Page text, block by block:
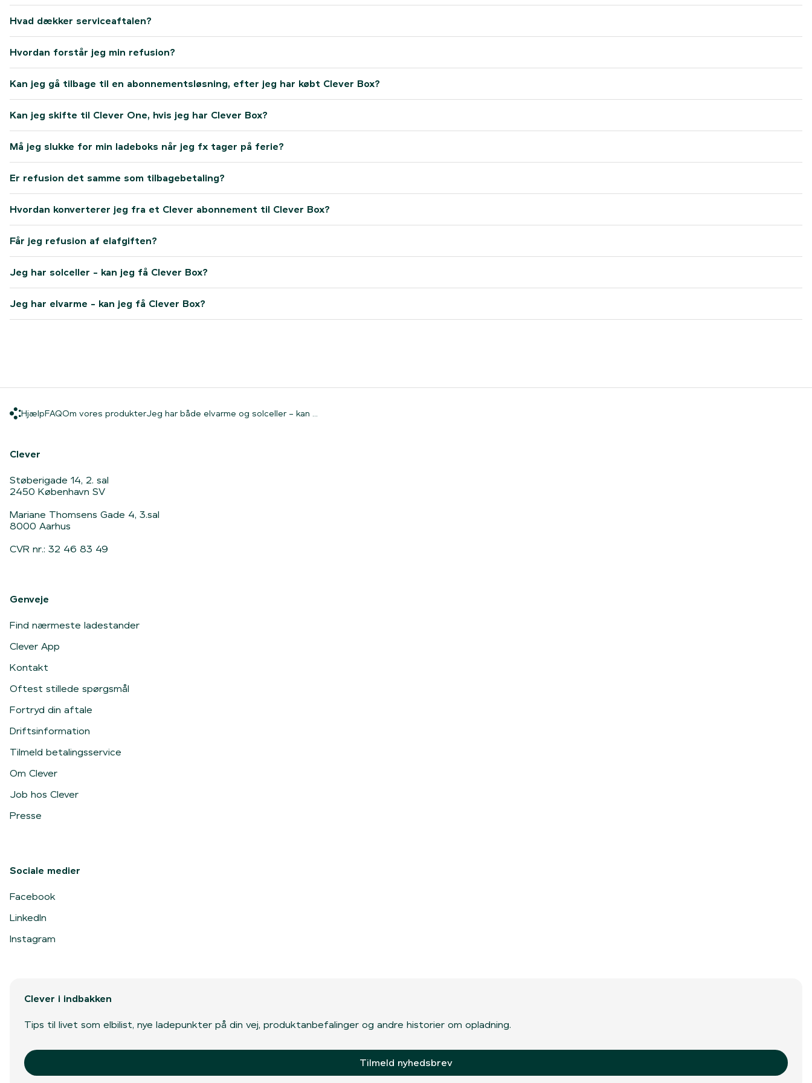
Hvad dækker serviceaftalen?
Hvordan forstår jeg min refusion?
Kan jeg gå tilbage til en abonnementsløsning, efter jeg har købt Clever Box?
Kan jeg skifte til Clever One, hvis jeg har Clever Box?
Må jeg slukke for min ladeboks når jeg fx tager på ferie?
Er refusion det samme som tilbagebetaling?
Hvordan konverterer jeg fra et Clever abonnement til Clever Box?
Får jeg refusion af elafgiften?
Jeg har solceller - kan jeg få Clever Box?
Jeg har elvarme - kan jeg få Clever Box?
HjælpHjælp
FAQFAQ
Om vores produkterOm vores produkter
Jeg har både elvarme og solceller – kan ...
Clever
Støberigade 14, 2. sal
2450 København SV
Mariane Thomsens Gade 4, 3.sal
8000 Aarhus
CVR nr.: 32 46 83 49
Genveje
Find nærmeste ladestander
Clever App
Kontakt
Oftest stillede spørgsmål
Fortryd din aftale
Driftsinformation
Tilmeld betalingsservice
Om Clever
Job hos Clever
Presse
Sociale medier
Facebook
LinkedIn
Instagram
Clever i indbakken
Tips til livet som elbilist, nye ladepunkter på din vej, produktanbefalinger og andre historier om opladning.
Tilmeld nyhedsbrev